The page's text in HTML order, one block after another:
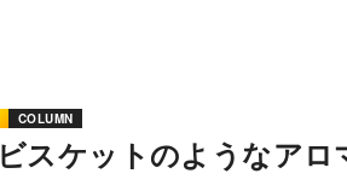
COLUMN
ビスケットのようなア